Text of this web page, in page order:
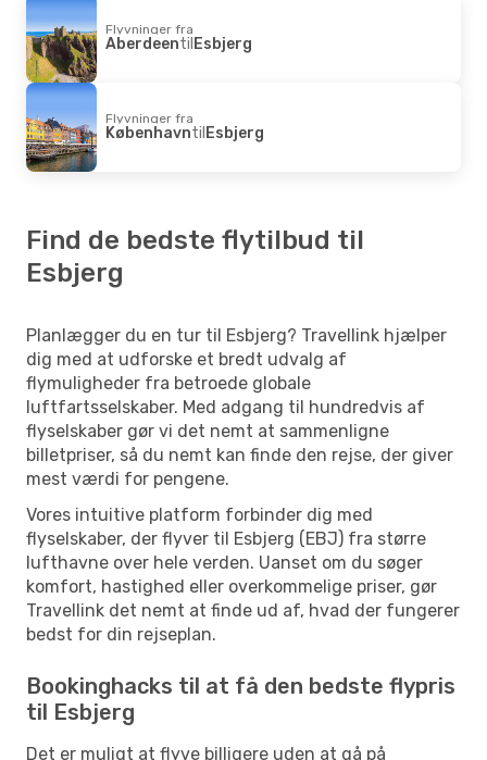
Flyvninger fra
AberdeentilEsbjerg
Flyvninger fra
KøbenhavntilEsbjerg
Find de bedste flytilbud til
Esbjerg
Planlægger du en tur til Esbjerg? Travellink hjælper
dig med at udforske et bredt udvalg af
flymuligheder fra betroede globale
luftfartsselskaber. Med adgang til hundredvis af
flyselskaber gør vi det nemt at sammenligne
billetpriser, så du nemt kan finde den rejse, der giver
mest værdi for pengene.
Vores intuitive platform forbinder dig med
flyselskaber, der flyver til Esbjerg (EBJ) fra større
lufthavne over hele verden. Uanset om du søger
komfort, hastighed eller overkommelige priser, gør
Travellink det nemt at finde ud af, hvad der fungerer
bedst for din rejseplan.
Bookinghacks til at få den bedste flypris
til Esbjerg
Det er muligt at flyve billigere uden at gå på